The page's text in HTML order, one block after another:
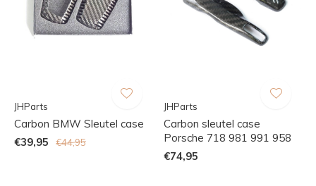
JHParts
Carbon BMW Sleutel case
€39,95
€44,95
JHParts
Carbon sleutel case
Porsche 718 981 991 958
€74,95